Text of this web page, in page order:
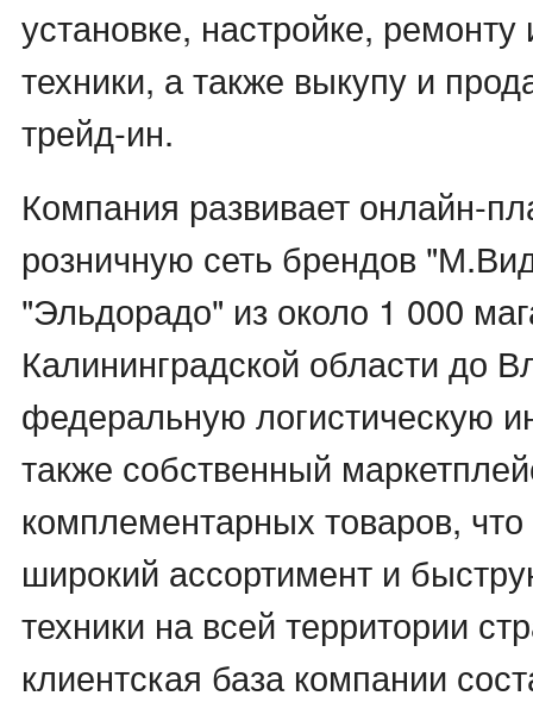
установке, настройке,
техники, а также выкупу и
трейд-ин.
Компания развивает онлайн-
розничную сеть брендов
"Эльдорадо" из около 1 000
Калининградской области до
федеральную логистическую
также собственный
комплементарных товаров,
широкий ассортимент и
техники на всей территории
клиентская база компании